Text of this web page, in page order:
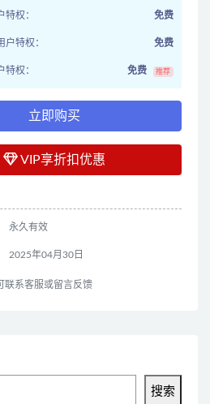
特权： 免费
户特权： 免费
特权： 免费 推荐
立即购买
VIP享折扣优惠
永久有效
2025年04月30日
联系客服或留言反馈
搜索